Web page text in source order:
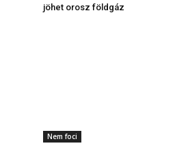
jöhet orosz földgáz
Nem foci